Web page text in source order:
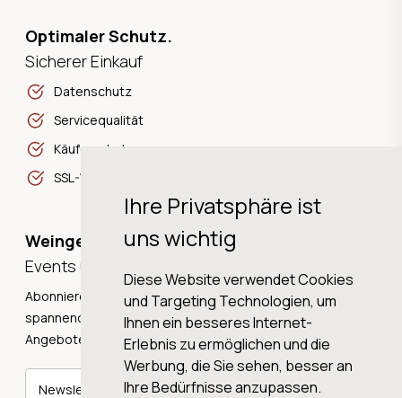
Ihre Privatsphäre ist
uns wichtig
Diese Website verwendet Cookies
und Targeting Technologien, um
Ihnen ein besseres Internet-
Erlebnis zu ermöglichen und die
Werbung, die Sie sehen, besser an
Ihre Bedürfnisse anzupassen.
Optimaler Schutz.
Sicherer Einkauf
Datenschutz
Servicequalität
Käuferschutz
SSL-Verschlüsselung
Weingeschichten,
Events und Neuigkeiten!
Abonnieren Sie unseren Newsletter und erhalten Sie
spannende Weingeschichten, Neuigkeiten und tolle
Angebote direkt in Ihre Mailbox.
Newsletter abonnieren